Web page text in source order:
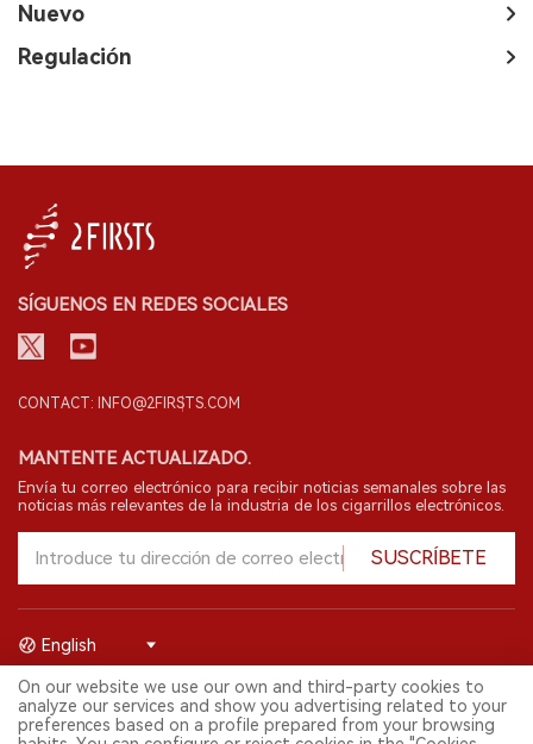
Nuevo
Regulación
SÍGUENOS EN REDES SOCIALES
CONTACT: INFO@2FIRSTS.COM
MANTENTE ACTUALIZADO.
Envía tu correo electrónico para recibir noticias semanales sobre las
noticias más relevantes de la industria de los cigarrillos electrónicos.
SUSCRÍBETE
© 2026 Shenzhen 2FIRSTS Technology Co.,Ltd. Todos los derechos
reservados.
2FIRSTS solo es accesible para profesionales de la industria,
English
On our website we use our own and third-party cookies to
analyze our services and show you advertising related to your
preferences based on a profile prepared from your browsing